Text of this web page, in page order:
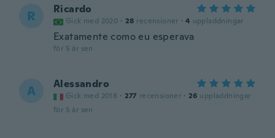
R Ricardo
Gick med 2020 · 28 recensioner · 4 uppladdningar
Exatamente como eu esperava
för 5 år sen
A Alessandro
Gick med 2018 · 277 recensioner · 26 uppladdningar
för 5 år sen